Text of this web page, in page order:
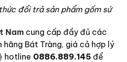
đổi trả sản phẩm gốm sứ
Nam cung cấp đầy đủ các
hãng Bát Tràng, giá cả hợp lý
hotline 0886.889.145để